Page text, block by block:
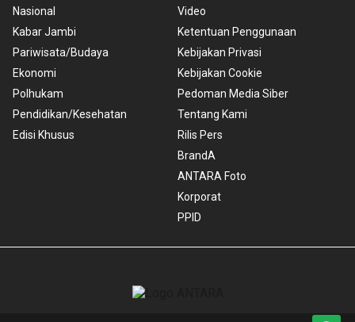
Nasional
Kabar Jambi
Pariwisata/Budaya
Ekonomi
Polhukam
Pendidikan/Kesehatan
Edisi Khusus
Video
Ketentuan Penggunaan
Kebijakan Privasi
Kebijakan Cookie
Pedoman Media Siber
Tentang Kami
Rilis Pers
BrandA
ANTARA Foto
Korporat
PPID